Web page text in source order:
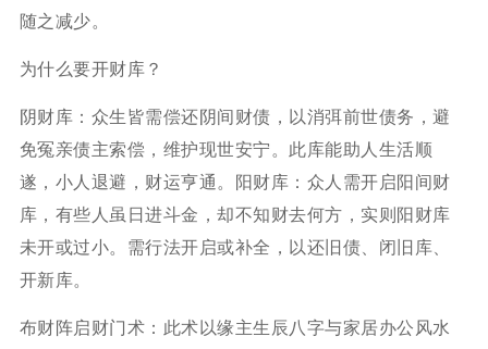
随之减少。
为什么要开财库？
阴财库：众生皆需偿还阴间财债，以消弭前世债务，避
免冤亲债主索偿，维护现世安宁。此库能助人生活顺
遂，小人退避，财运亨通。阳财库：众人需开启阳间财
库，有些人虽日进斗金，却不知财去何方，实则阳财库
未开或过小。需行法开启或补全，以还旧债、闭旧库、
开新库。
布财阵启财门术：此术以缘主生辰八字与家居办公风水